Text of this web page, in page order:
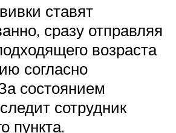
ставят
сразу отправляя
возраста
согласно
состоянием
сотрудник
пункта.